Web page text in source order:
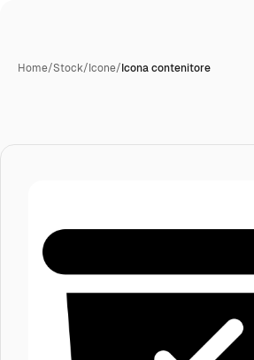
Home/Stock/Icone/Icona contenitore